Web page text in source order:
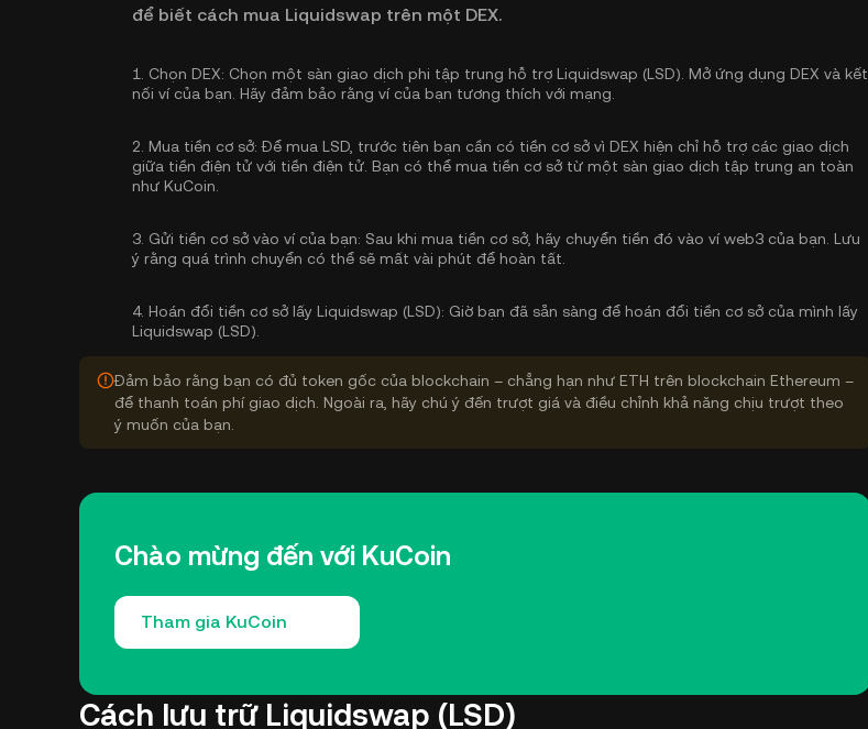
để biết cách mua Liquidswap trên một DEX.
1. Chọn DEX: Chọn một sàn giao dịch phi tập trung hỗ trợ Liquidswap (LSD). Mở ứng dụng DEX và kết
nối ví của bạn. Hãy đảm bảo rằng ví của bạn tương thích với mạng.
2. Mua tiền cơ sở: Để mua LSD, trước tiên bạn cần có tiền cơ sở vì DEX hiện chỉ hỗ trợ các giao dịch
giữa tiền điện tử với tiền điện tử. Bạn có thể mua tiền cơ sở từ một sàn giao dịch tập trung an toàn
như KuCoin.
3. Gửi tiền cơ sở vào ví của bạn: Sau khi mua tiền cơ sở, hãy chuyển tiền đó vào ví web3 của bạn. Lưu
ý rằng quá trình chuyển có thể sẽ mất vài phút để hoàn tất.
4. Hoán đổi tiền cơ sở lấy Liquidswap (LSD): Giờ bạn đã sẵn sàng để hoán đổi tiền cơ sở của mình lấy
Liquidswap (LSD).
Đảm bảo rằng bạn có đủ token gốc của blockchain – chẳng hạn như ETH trên blockchain Ethereum –
để thanh toán phí giao dịch. Ngoài ra, hãy chú ý đến trượt giá và điều chỉnh khả năng chịu trượt theo
ý muốn của bạn.
Chào mừng đến với KuCoin
Tham gia KuCoin
Cách lưu trữ Liquidswap (LSD)